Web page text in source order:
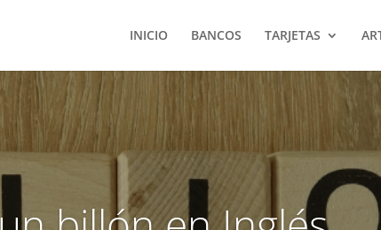
INICIO BANCOS TARJETAS